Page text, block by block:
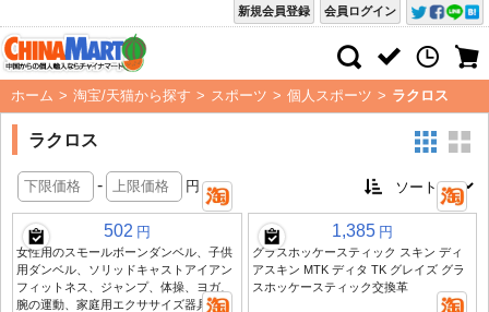
会員ログイン
新規会員登録
ホーム > 淘宝/天猫から探す > スポーツ > 個人スポーツ > ラクロス
ラクロス
- 円
502 円
女性用のスモールボーンダンベル、子供
用ダンベル、ソリッドキャストアイアン
フィットネス、ジャンプ、体操、ヨガ、
腕の運動、家庭用エクササイズ器具
1,385 円
グラスホッケースティック スキン ディ
アスキン MTK ディタ TK グレイズ グラ
スホッケースティック交換革